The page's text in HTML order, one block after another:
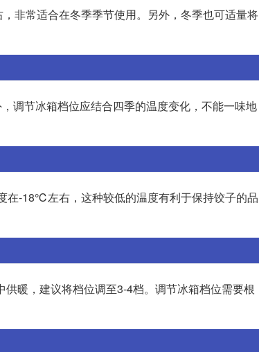
非常适合在冬季季节使用。另外，冬季也可适量将
调节冰箱档位应结合四季的温度变化，不能一味地
在-18℃左右，这种较低的温度有利于保持饺子的品
暖，建议将档位调至3-4档。调节冰箱档位需要根